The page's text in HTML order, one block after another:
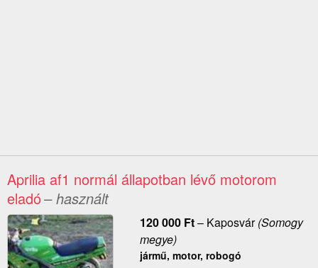
Aprilia af1 normál állapotban lévő motorom
eladó– használt
120 000 Ft– Kaposvár(Somogy
megye)
jármű, motor, robogó